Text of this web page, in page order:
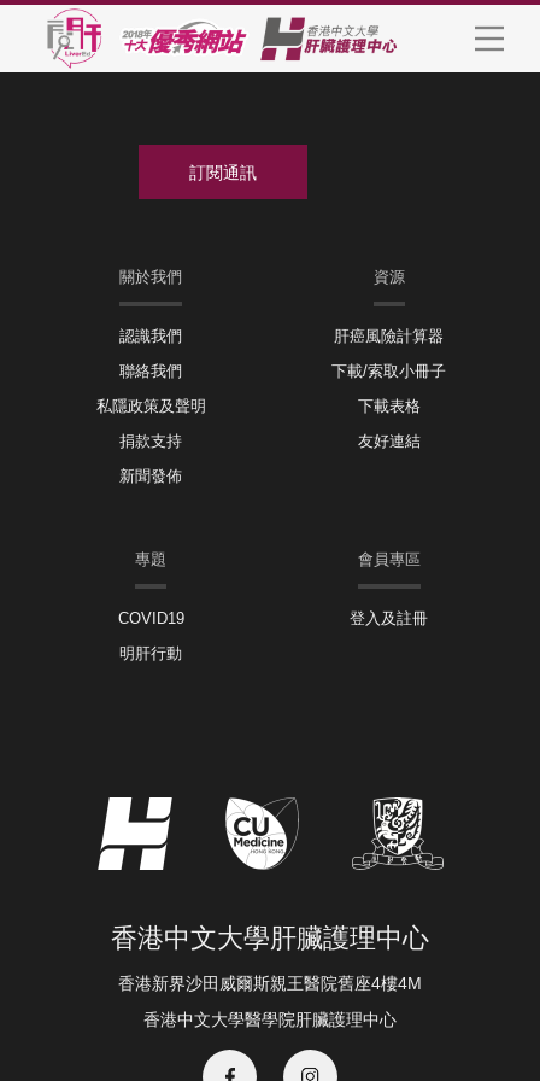
關於我們
認識我們
聯絡我們
私隱政策及聲明
捐款支持
新聞發佈
資源
肝癌風險計算器
下載/索取小冊子
下載表格
友好連結
專題
COVID19
明肝行動
會員專區
登入及註冊
香港中文大學肝臟護理中心
香港新界沙田威爾斯親王醫院舊座4樓4M
香港中文大學醫學院肝臟護理中心